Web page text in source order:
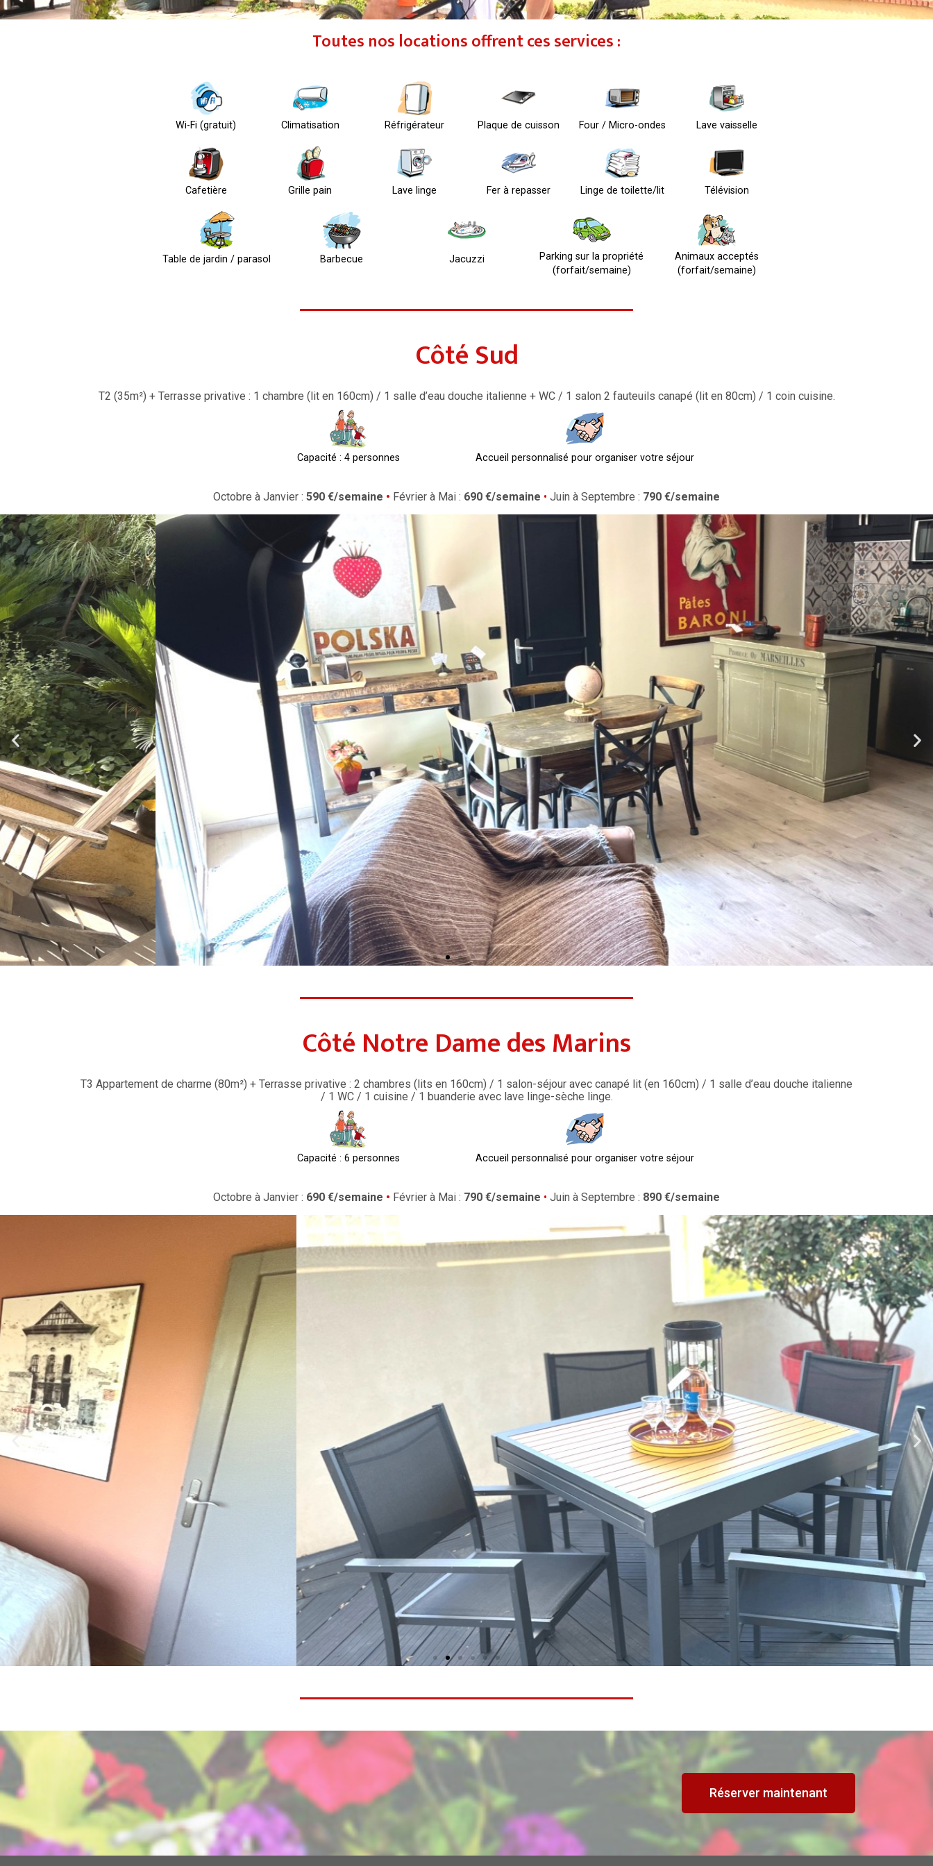
Toutes nos locations offrent ces services :
Wi-Fi (gratuit) Climatisation Réfrigérateur Plaque de cuisson Four / Micro-ondes Lave vaisselle
Cafetière Grille pain Lave linge Fer à repasser Linge de toilette/lit Télévision
Table de jardin / parasol Barbecue Jacuzzi
Parking sur la propriété
(forfait/semaine)
Animaux acceptés
(forfait/semaine)
Côté Sud
T2 (35m²) + Terrasse privative : 1 chambre (lit en 160cm) / 1 salle d’eau douche italienne + WC / 1 salon 2 fauteuils canapé (lit en 80cm) / 1 coin cuisine.
Capacité : 4 personnes Accueil personnalisé pour organiser votre séjour
Octobre à Janvier : 590 €/semaine • Février à Mai : 690 €/semaine • Juin à Septembre : 790 €/semaine
Côté Notre Dame des Marins
T3 Appartement de charme (80m²) + Terrasse privative : 2 chambres (lits en 160cm) / 1 salon-séjour avec canapé lit (en 160cm) / 1 salle d’eau douche italienne
/ 1 WC / 1 cuisine / 1 buanderie avec lave linge-sèche linge.
Capacité : 6 personnes Accueil personnalisé pour organiser votre séjour
Octobre à Janvier : 690 €/semaine • Février à Mai : 790 €/semaine • Juin à Septembre : 890 €/semaine
Réserver maintenant